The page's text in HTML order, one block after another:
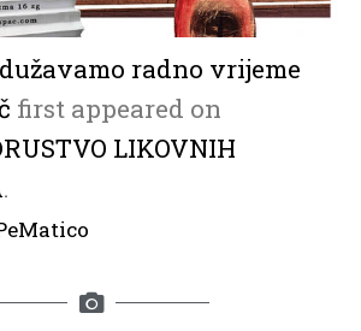
radno vrijeme
first appeared on
LIKOVNIH
.